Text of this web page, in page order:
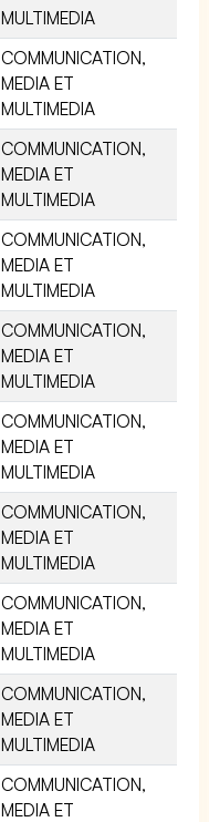
MULTIMEDIA
COMMUNICATION,
MEDIA ET
MULTIMEDIA
COMMUNICATION,
MEDIA ET
MULTIMEDIA
COMMUNICATION,
MEDIA ET
MULTIMEDIA
COMMUNICATION,
MEDIA ET
MULTIMEDIA
COMMUNICATION,
MEDIA ET
MULTIMEDIA
COMMUNICATION,
MEDIA ET
MULTIMEDIA
COMMUNICATION,
MEDIA ET
MULTIMEDIA
COMMUNICATION,
MEDIA ET
MULTIMEDIA
COMMUNICATION,
MEDIA ET